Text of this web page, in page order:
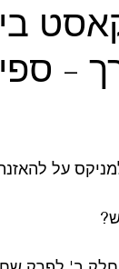
Club Ba
סרטים
על